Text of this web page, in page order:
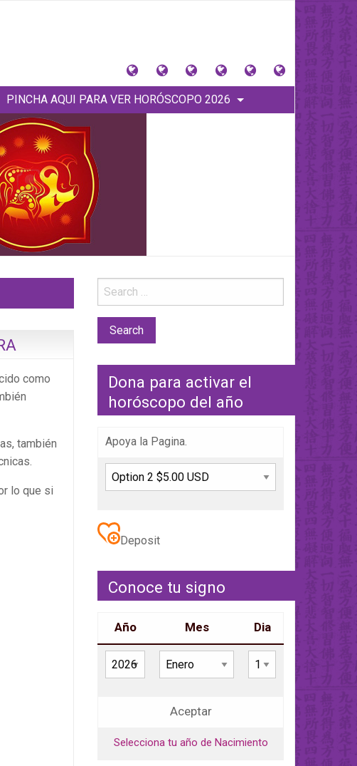
猪
星
signo
ContactoDonaciones
y
Tienda
Horóscopos
Anteriores
AQUI
PINCHA AQUI PARA VER HORÓSCOPO 2026
como
también
lo que si
Dona para activar el
horóscopo del año
Apoya la Pagina.
Deposit
Conoce tu signo
Año Mes Dia
Aceptar
Selecciona tu año de Nacimiento